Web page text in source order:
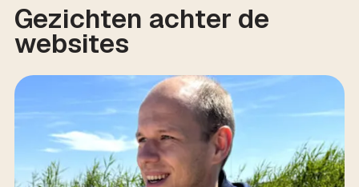
Gezichten achter de
websites